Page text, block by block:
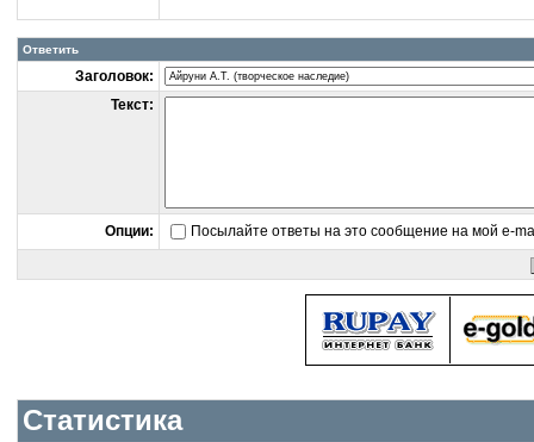
Ответить
Заголовок:
Текст:
Опции: Посылайте ответы на это сообщение на мой e-
Статистика